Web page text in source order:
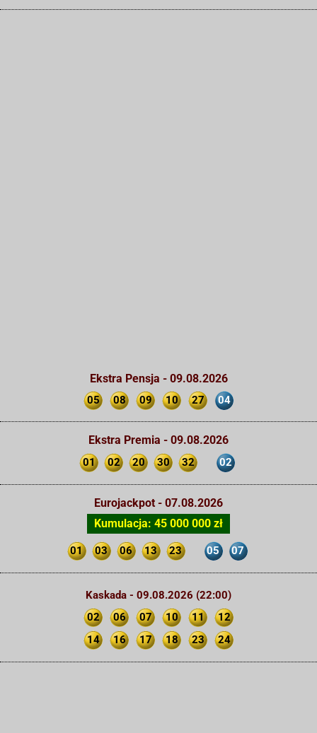
Ekstra Pensja - 09.08.2026
05 08 09 10 27 04
Ekstra Premia - 09.08.2026
01 02 20 30 32 02
Eurojackpot - 07.08.2026
Kumulacja: 45 000 000 zł
01 03 06 13 23 05 07
Kaskada - 09.08.2026 (22:00)
02
06 07 10 11
12
14
16 17 18 23 24